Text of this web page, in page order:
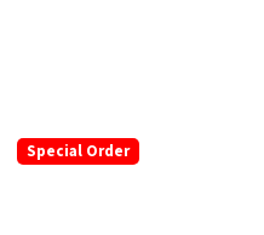
Special Order